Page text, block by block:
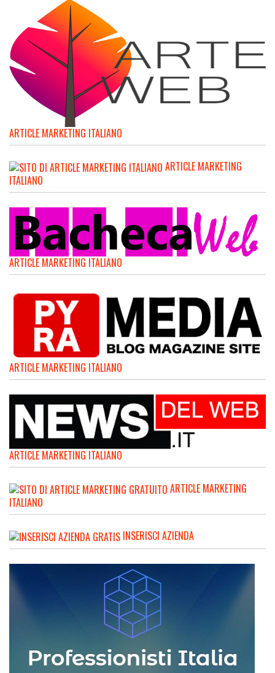
ARTICLE MARKETING ITALIANO
ARTICLE MARKETING
ITALIANO
ARTICLE MARKETING ITALIANO
ARTICLE MARKETING ITALIANO
ARTICLE MARKETING ITALIANO
ARTICLE MARKETING
ITALIANO
INSERISCI AZIENDA